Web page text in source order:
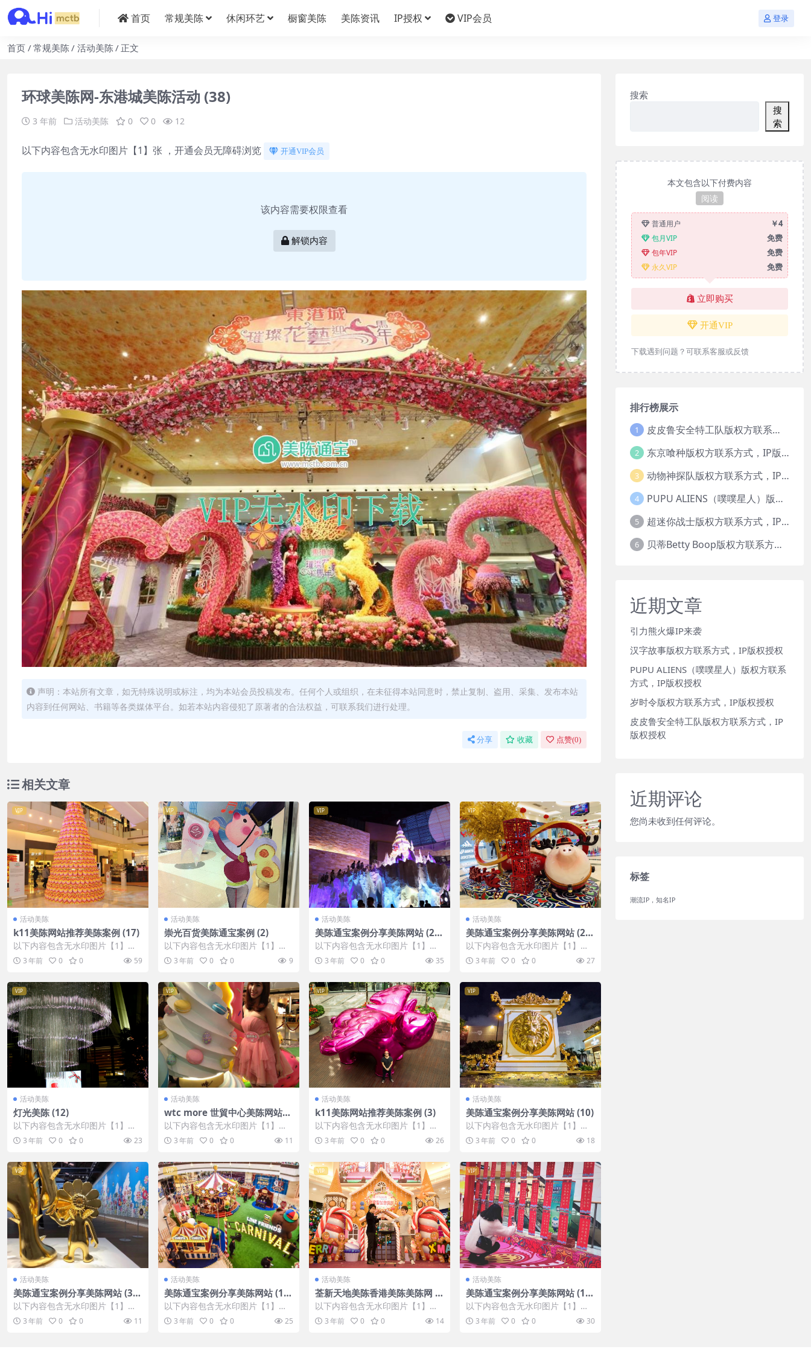
首页 常规美陈 休闲环艺 橱窗美陈 美陈资讯 IP授权 VIP会员 登录
首页 常规美陈 活动美陈 正文
环球美陈网-东港城美陈活动 (38)
3 年前 活动美陈 0 0 12
以下内容包含无水印图片【1】张 ，开通会员无障碍浏览 开通VIP会员
该内容需要权限查看
解锁内容
声明：本站所有文章，如无特殊说明或标注，均为本站会员投稿发布。任何个人或组织，在未征得本站同意时，禁止复制、盗用、采集、发布本站
内容到任何网站、书籍等各类媒体平台。如若本站内容侵犯了原著者的合法权益，可联系我们进行处理。
分享 收藏 点赞(0)
相关文章
VIP
活动美陈
k11美陈网站推荐美陈案例 (17)
以下内容包含无水印图片【1】张
，开通会员无障碍浏览 开通VIP会
员 3 年前 0 0 59
VIP
活动美陈
崇光百货美陈通宝案例 (2)
以下内容包含无水印图片【1】张
，开通会员无障碍浏览 开通VIP会
员 3 年前 0 0 9
VIP
活动美陈
美陈通宝案例分享美陈网站 (29
3)
以下内容包含无水印图片【1】张
，开通会员无障碍浏览 开通VIP会
员 3 年前 0 0 35
VIP
活动美陈
美陈通宝案例分享美陈网站 (20
3)
以下内容包含无水印图片【1】张
，开通会员无障碍浏览 开通VIP会
员 3 年前 0 0 27
VIP
活动美陈
灯光美陈 (12)
以下内容包含无水印图片【1】张
，开通会员无障碍浏览 开通VIP会
员 3 年前 0 0 23
VIP
活动美陈
wtc more 世貿中心美陈网站环
球美陈网 (56)
以下内容包含无水印图片【1】张
，开通会员无障碍浏览 开通VIP会
员 3 年前 0 0 11
VIP
活动美陈
k11美陈网站推荐美陈案例 (3)
以下内容包含无水印图片【1】张
，开通会员无障碍浏览 开通VIP会
员 3 年前 0 0 26
VIP
活动美陈
美陈通宝案例分享美陈网站 (10)
以下内容包含无水印图片【1】张
，开通会员无障碍浏览 开通VIP会
员 3 年前 0 0 18
VIP
活动美陈
美陈通宝案例分享美陈网站 (35
7)
以下内容包含无水印图片【1】张
，开通会员无障碍浏览 开通VIP会
员 3 年前 0 0 11
VIP
活动美陈
美陈通宝案例分享美陈网站 (17
4)
以下内容包含无水印图片【1】张
，开通会员无障碍浏览 开通VIP会
员 3 年前 0 0 25
VIP
活动美陈
荃新天地美陈香港美陈美陈网 (6
1)
以下内容包含无水印图片【1】张
，开通会员无障碍浏览 开通VIP会
员 3 年前 0 0 14
VIP
活动美陈
美陈通宝案例分享美陈网站 (13
7)
以下内容包含无水印图片【1】张
，开通会员无障碍浏览 开通VIP会
员 3 年前 0 0 30
搜索
搜
索
本文包含以下付费内容
阅读
普通用户 ￥4
包月VIP 免费
包年VIP 免费
永久VIP 免费
立即购买
开通VIP
下载遇到问题？可联系客服或反馈
排行榜展示
1 皮皮鲁安全特工队版权方联系方式，IP版权授权
2 东京喰种版权方联系方式，IP版权授权
3 动物神探队版权方联系方式，IP版权授权
4 PUPU ALIENS（噗噗星人）版权方联系方式，IP版权授权
5 超迷你战士版权方联系方式，IP版权授权
6 贝蒂Betty Boop版权方联系方式，IP版权授权
近期文章
引力熊火爆IP来袭
汉字故事版权方联系方式，IP版权授权
PUPU ALIENS（噗噗星人）版权方联系
方式，IP版权授权
岁时令版权方联系方式，IP版权授权
皮皮鲁安全特工队版权方联系方式，IP
版权授权
近期评论
您尚未收到任何评论。
标签
潮流IP，知名IP